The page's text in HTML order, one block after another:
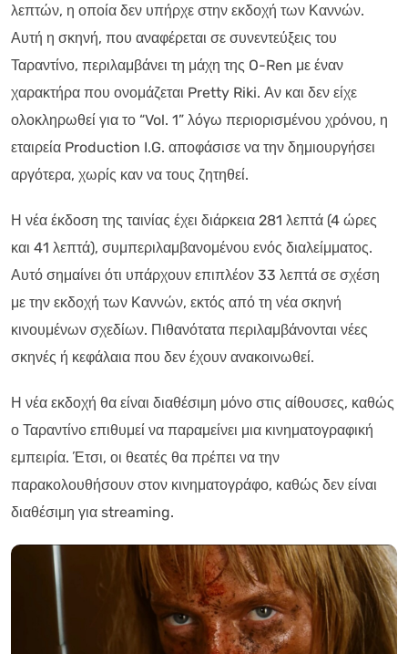
λεπτών, η οποία δεν υπήρχε στην εκδοχή των Καννών.
Αυτή η σκηνή, που αναφέρεται σε συνεντεύξεις του
Ταραντίνο, περιλαμβάνει τη μάχη της O-Ren με έναν
χαρακτήρα που ονομάζεται Pretty Riki. Αν και δεν είχε
ολοκληρωθεί για το “Vol. 1” λόγω περιορισμένου χρόνου, η
εταιρεία Production I.G. αποφάσισε να την δημιουργήσει
αργότερα, χωρίς καν να τους ζητηθεί.
Η νέα έκδοση της ταινίας έχει διάρκεια 281 λεπτά (4 ώρες
και 41 λεπτά), συμπεριλαμβανομένου ενός διαλείμματος.
Αυτό σημαίνει ότι υπάρχουν επιπλέον 33 λεπτά σε σχέση
με την εκδοχή των Καννών, εκτός από τη νέα σκηνή
κινουμένων σχεδίων. Πιθανότατα περιλαμβάνονται νέες
σκηνές ή κεφάλαια που δεν έχουν ανακοινωθεί.
Η νέα εκδοχή θα είναι διαθέσιμη μόνο στις αίθουσες, καθώς
ο Ταραντίνο επιθυμεί να παραμείνει μια κινηματογραφική
εμπειρία. Έτσι, οι θεατές θα πρέπει να την
παρακολουθήσουν στον κινηματογράφο, καθώς δεν είναι
διαθέσιμη για streaming.